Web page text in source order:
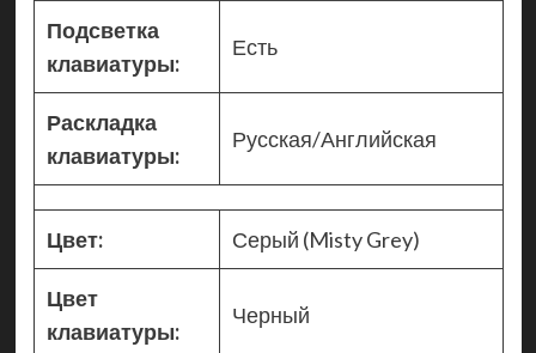
Подсветка
клавиатуры:
Есть
Раскладка
клавиатуры:
Русская/Английская
Цвет: Серый (Misty Grey)
Цвет
клавиатуры:
Черный